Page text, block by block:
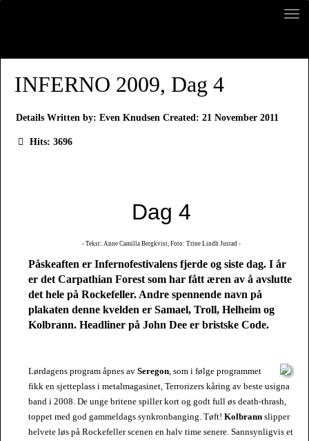
INFERNO 2009, Dag 4
Details Written by: Even Knudsen Created: 21 November 2011
Hits: 3696
Dag 4
- Tekst: Anne Camilla Bergkvist, Foto: Trine Lindh Justad -
Påskeaften er Infernofestivalens fjerde og siste dag. I år
er det Carpathian Forest som har fått æren av å avslutte
det hele på Rockefeller. Andre spennende navn på
plakaten denne kvelden er Samael, Troll, Helheim og
Kolbrann. Headliner på John Dee er bristske Code.
Lørdagens program åpnes av Seregon, som i følge programmet
fikk en sjetteplass i metalmagasinet, Terrorizers kåring av beste usigna
band i 2008. De unge britene spiller kort og godt full øs death-thrash,
toppet med god gammeldags synkronbanging. Tøft! Kolbrann slipper
helvete løs på Rockefeller scenen en halv time senere. Sannsynligvis et